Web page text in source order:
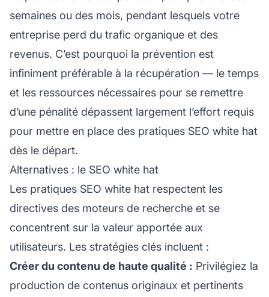
semaines ou des mois, pendant lesquels votre
entreprise perd du trafic organique et des
revenus. C’est pourquoi la prévention est
infiniment préférable à la récupération — le temps
et les ressources nécessaires pour se remettre
d’une pénalité dépassent largement l’effort requis
pour mettre en place des pratiques SEO white hat
dès le départ.
Alternatives : le SEO white hat
Les pratiques SEO white hat respectent les
directives des moteurs de recherche et se
concentrent sur la valeur apportée aux
utilisateurs. Les stratégies clés incluent :
Créer du contenu de haute qualité : Privilégiez la
production de contenus originaux et pertinents